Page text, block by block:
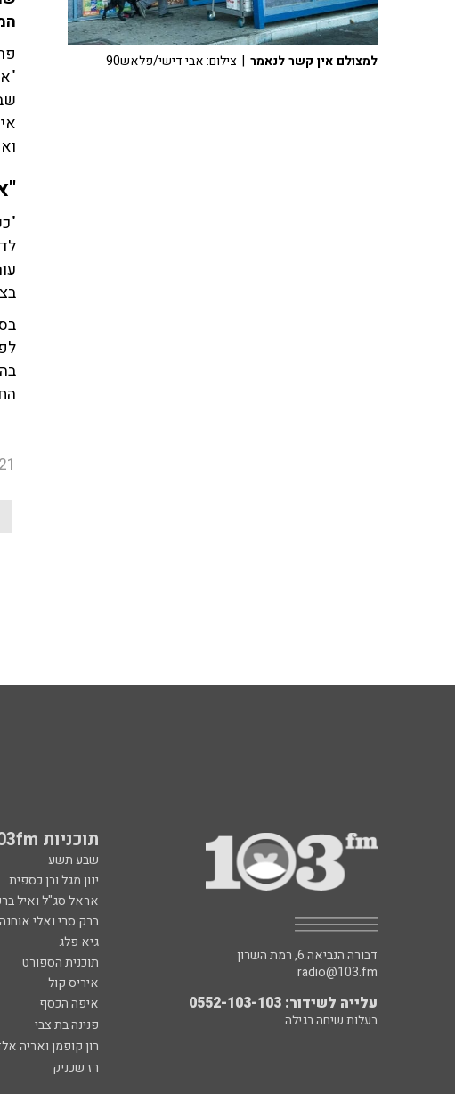
למצולם אין קשר לנאמר | צילום: אבי דישי/פלאש90
תוכניות 103fm
שבע תשע
ינון מגל ובן כספית
אראל סג"ל ואיל
ברק סרי ואלי אוחנה
גיא פלג
תוכנית הספורט
איריס קול
איפה הכסף
פנינה בת צבי
רון קופמן ואריה
רז שכניק
דבורה הנביאה 6, רמת השרון
radio@103.fm
עלייה לשידור: 0552-103-103
בעלות שיחה רגילה